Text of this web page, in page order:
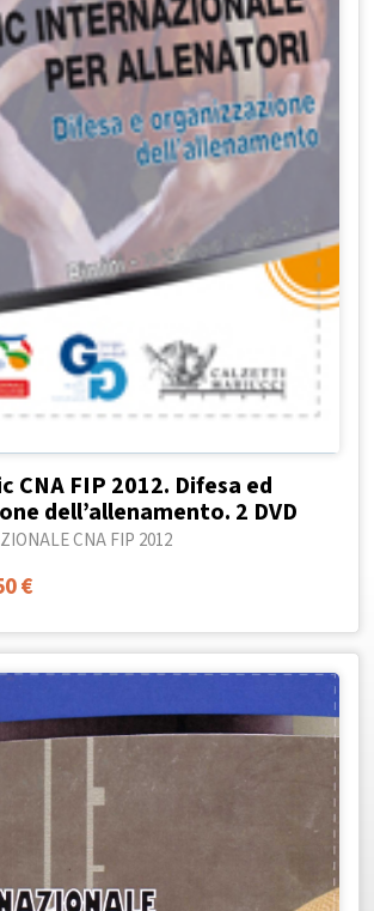
CNA FIP 2012. Difesa ed
dell’allenamento. 2 DVD
CNA FIP 2012
€